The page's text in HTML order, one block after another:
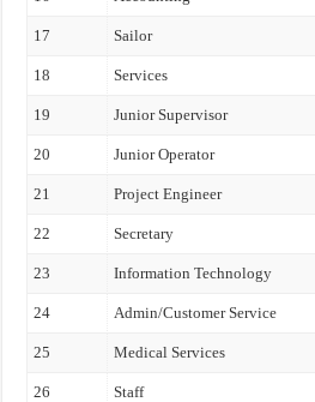
17 Sailor
18 Services
19 Junior Supervisor
20 Junior Operator
21 Project Engineer
22 Secretary
23 Information Technology
24 Admin/Customer Service
25 Medical Services
26 Staff